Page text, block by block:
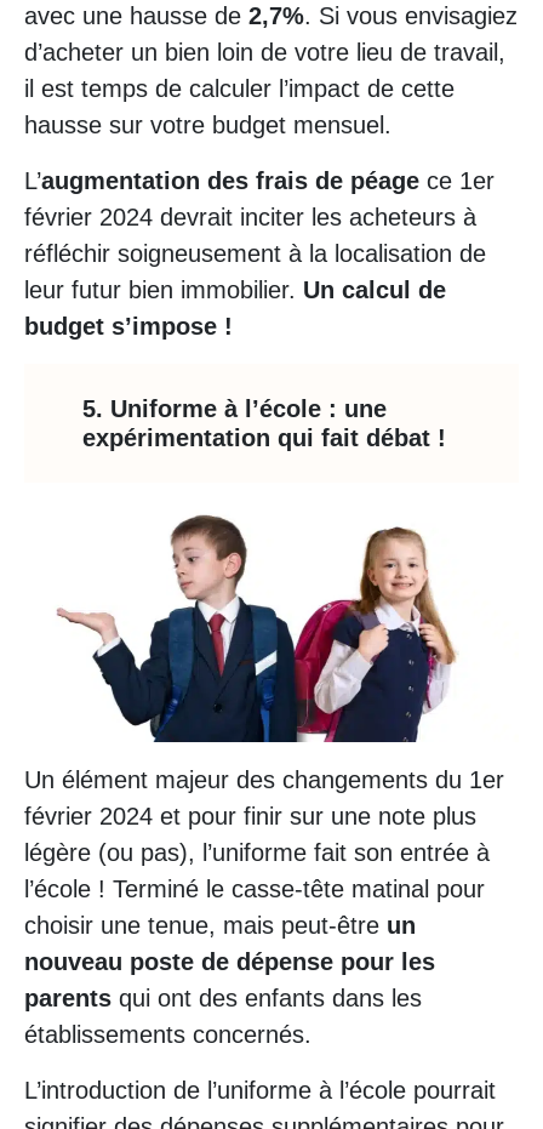
avec une hausse de 2,7%. Si vous envisagiez
d’acheter un bien loin de votre lieu de travail,
il est temps de calculer l’impact de cette
hausse sur votre budget mensuel.
L’augmentation des frais de péage ce 1er
février 2024 devrait inciter les acheteurs à
réfléchir soigneusement à la localisation de
leur futur bien immobilier. Un calcul de
budget s’impose !
5. Uniforme à l’école : une
expérimentation qui fait débat !
Un élément majeur des changements du 1er
février 2024 et pour finir sur une note plus
légère (ou pas), l’uniforme fait son entrée à
l’école ! Terminé le casse-tête matinal pour
choisir une tenue, mais peut-être un
nouveau poste de dépense pour les
parents qui ont des enfants dans les
établissements concernés.
L’introduction de l’uniforme à l’école pourrait